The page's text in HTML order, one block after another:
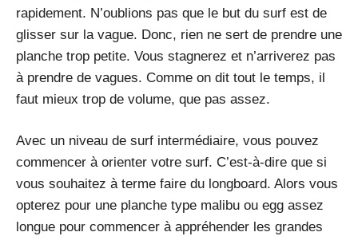
rapidement. N’oublions pas que le but du surf est de
glisser sur la vague. Donc, rien ne sert de prendre une
planche trop petite. Vous stagnerez et n’arriverez pas
à prendre de vagues. Comme on dit tout le temps, il
faut mieux trop de volume, que pas assez.
Avec un niveau de surf intermédiaire, vous pouvez
commencer à orienter votre surf. C’est-à-dire que si
vous souhaitez à terme faire du longboard. Alors vous
opterez pour une planche type malibu ou egg assez
longue pour commencer à appréhender les grandes